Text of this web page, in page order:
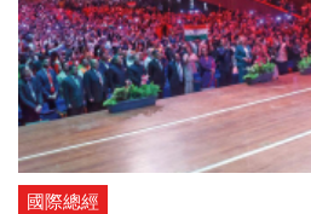
國際總經